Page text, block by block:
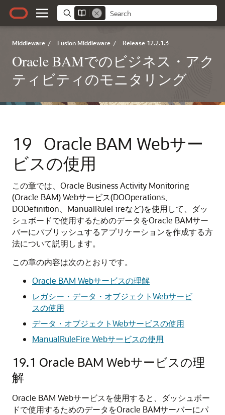
Middleware / Fusion Middleware / Release 12.2.1.3
Oracle BAMでのビジネス・アク
ティビティのモニタリング
19
Oracle BAM Webサー
ビスの使用
この章では、Oracle Business Activity Monitoring
(Oracle BAM) Webサービス(DOOperations、
DODefinition、ManualRuleFireなど)を使用して、ダッ
シュボードで使用するためのデータをOracle BAMサー
バーにパブリッシュするアプリケーションを作成する方
法について説明します。
この章の内容は次のとおりです。
Oracle BAM Webサービスの理解
レガシー・データ・オブジェクトWebサービ
スの使用
データ・オブジェクトWebサービスの使用
ManualRuleFire Webサービスの使用
19.1 Oracle BAM Webサービスの理
解
Oracle BAM Webサービスを使用すると、ダッシュボー
ドで使用するためのデータをOracle BAMサーバーにパ